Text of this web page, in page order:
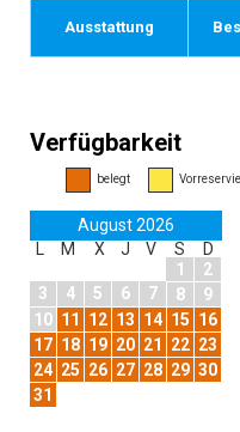
Ausstattung
Verfügbarkeit
belegt
August 2026
L
M X J V S
D
1
2
3
4 5 6 7 8
9
10 11 12 13 14 15 16
17 18 19 20 21 22 23
24 25 26 27 28 29 30
31